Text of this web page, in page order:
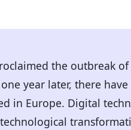
the outbreak
year later, there have
in Europe. Digital